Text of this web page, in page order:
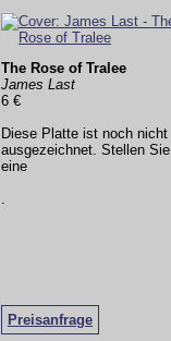
The Rose of Tralee
James Last
6 €
Diese Platte ist noch nicht
ausgezeichnet. Stellen Sie
eine
Preisanfrage